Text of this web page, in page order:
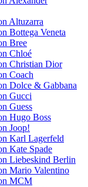
Altuzarra
Bottega Veneta
Bree
Chloé
Christian Dior
Coach
Dolce & Gabbana
Gucci
Guess
Hugo Boss
Joop!
Karl Lagerfeld
Kate Spade
Liebeskind Berlin
Mario Valentino
MCM